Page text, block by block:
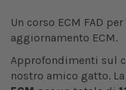
Un corso ECM FAD
aggiornamento ECM.
Approfondimenti sul
nostro amico gatto.